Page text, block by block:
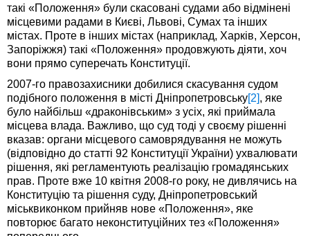
такі «Положення» були скасовані судами або відмінені
місцевими радами в Києві, Львові, Сумах та інших
містах. Проте в інших містах (наприклад, Харків, Херсон,
Запоріжжя) такі «Положення» продовжують діяти, хоч
вони прямо суперечать Конституції.
2007-го правозахисники добилися скасування судом
подібного положення в місті Дніпропетровську [2] , яке
було найбільш «драконівським» з усіх, які приймала
місцева влада. Важливо, що суд тоді у своєму рішенні
вказав: органи місцевого самоврядування не можуть
(відповідно до статті 92 Конституції України) ухвалювати
рішення, які регламентують реалізацію громадянських
прав. Проте вже 10 квітня 2008-го року, не дивлячись на
Конституцію та рішення суду, Дніпропетровський
міськвиконком прийняв нове «Положення», яке
повторює багато неконституційних тез «Положення»